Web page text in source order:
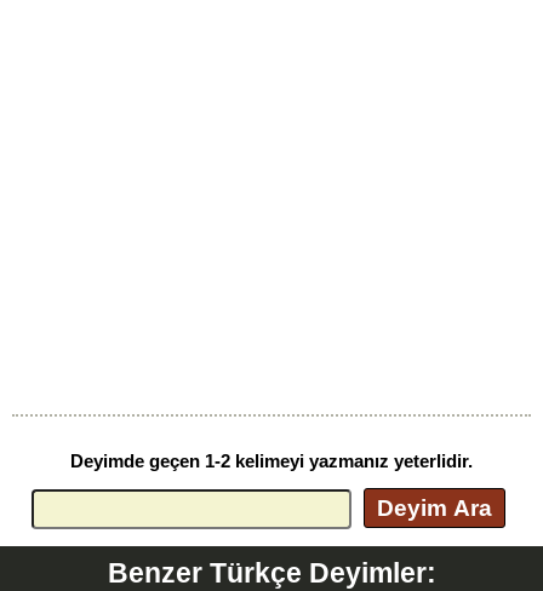
Deyimde geçen 1-2 kelimeyi yazmanız yeterlidir.
Deyim Ara
Benzer Türkçe Deyimler: